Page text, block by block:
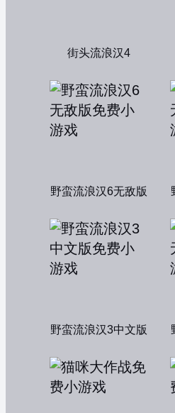
街头流浪汉4
野蛮流浪汉6无敌版
野蛮流浪汉3中文版